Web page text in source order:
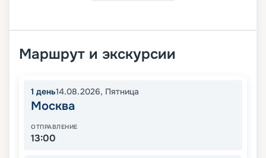
Маршрут и экскурсии
1 день14.08.2026, Пятница
Москва
ОТПРАВЛЕНИЕ
13:00